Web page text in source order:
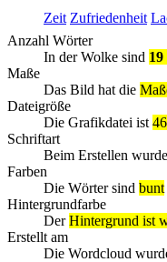
Zeit Zufriedenheit
Anzahl Wörter
In der Wolke sind
Maße
Das Bild hat die
Dateigröße
Die Grafikdatei ist
Schriftart
Beim Erstellen
Farben
Die Wörter sind bunt
Hintergrundfarbe
DerHintergrund ist
Erstellt am
Die Wordcloud